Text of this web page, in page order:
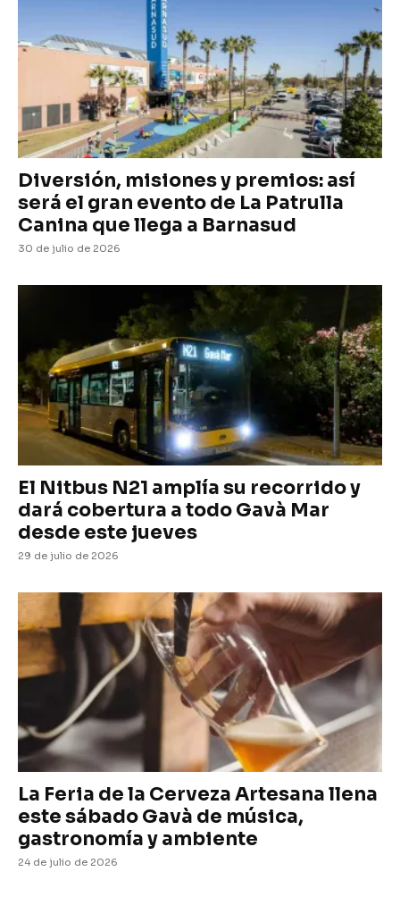
Diversión, misiones y premios: así
será el gran evento de La Patrulla
Canina que llega a Barnasud
30 de julio de 2026
El Nitbus N21 amplía su recorrido y
dará cobertura a todo Gavà Mar
desde este jueves
29 de julio de 2026
La Feria de la Cerveza Artesana llena
este sábado Gavà de música,
gastronomía y ambiente
24 de julio de 2026